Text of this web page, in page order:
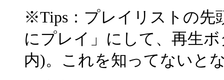
※Tips：プレイリストの先
にプレイ」にして、再生
内)。これを知ってないと